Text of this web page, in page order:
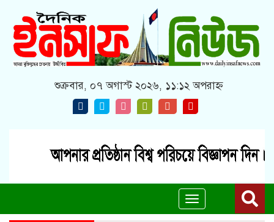
শুক্রবার, ০৭ অগাস্ট ২০২৬, ১১:১২ অপরাহ্ন
Toggle
navigation